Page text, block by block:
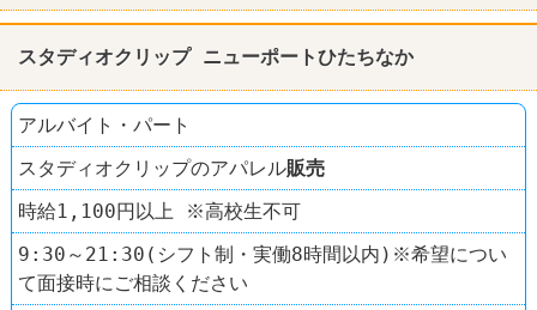
スタディオクリップ ニューポートひたちなか
アルバイト・パート
スタディオクリップのアパレル販売
時給1,100円以上 ※高校生不可
9:30～21:30(シフト制・実働8時間以内)※希望につい
て面接時にご相談ください